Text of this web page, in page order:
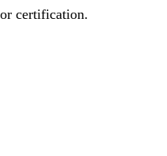
certification.